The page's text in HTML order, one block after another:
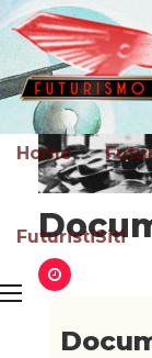
Home
FuturistiSiti